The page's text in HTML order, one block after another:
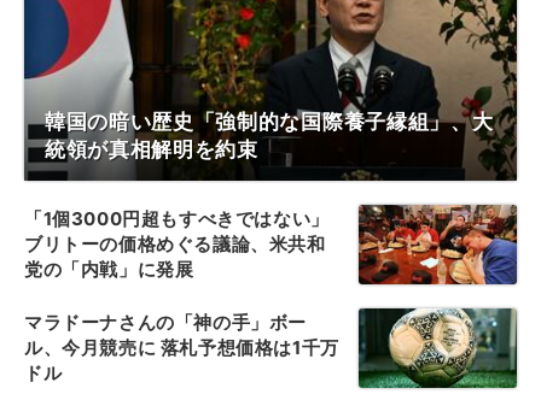
韓国の暗い歴史「強制的な国際養子縁組」、大
統領が真相解明を約束
「1個3000円超もすべきではない」
ブリトーの価格めぐる議論、米共和
党の「内戦」に発展
マラドーナさんの「神の手」ボー
ル、今月競売に 落札予想価格は1千万
ドル